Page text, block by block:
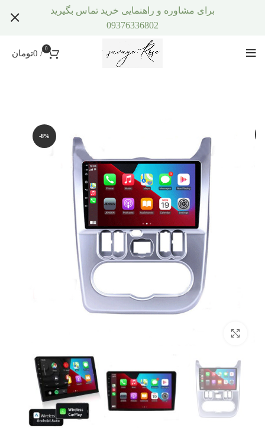
0
/
0تومان
-8%
برای مشاوره و راهنمایی خرید تماس بگیرید
09376336802